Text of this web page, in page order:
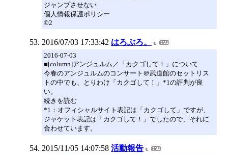
ジャンプさせない
個人情報保護ポリシー
©2
2016/07/03 17:33:42 はろぶろ。
2016-07-03
■[column]アンジュルム／「カクゴして！」について
今春のアンジュルムのコンサート＠武道館のセットリス
トの中でも、とりわけ「カクゴして！」*1の評判が良
い。
続きを読む
*1：オフィシャルサイト表記は「カクゴして」ですが、
ジャケット表記は「カクゴして！」でしたので、それに
合わせています。
2015/11/05 14:07:58 活動報告